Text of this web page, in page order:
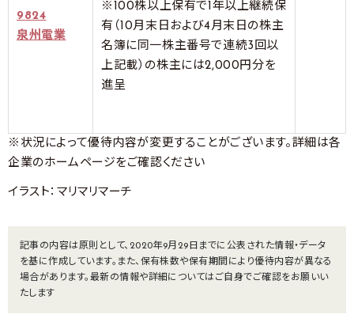
9824
泉州電業
※100株以上保有で1年以上継続保
有（10月末日および4月末日の株主
名簿に同一株主番号で連続3回以
上記載）の株主には2,000円分を
進呈
※状況によって優待内容が変更することがございます。詳細は各
企業のホームページをご確認ください
イラスト：マリマリマーチ
記事の内容は原則として、2020年9月29日までに公表された情報・データ
を基に作成しています。また、保有株数や保有期間により優待内容が異なる
場合があります。最新の情報や詳細についてはご自身でご確認をお願いい
たします